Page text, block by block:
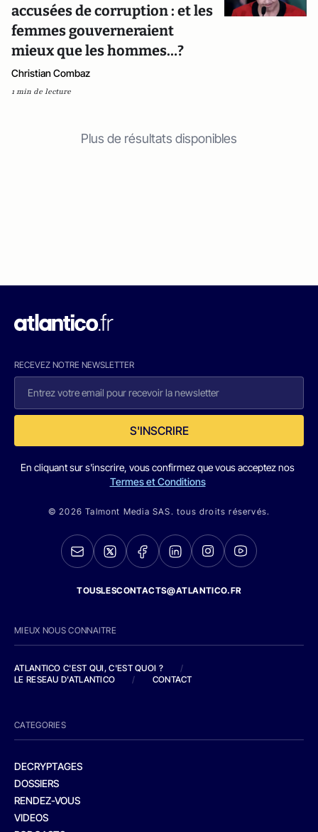
accusées de corruption : et les
femmes gouverneraient
mieux que les hommes…?
Christian Combaz
1 min de lecture
Plus de résultats disponibles
RECEVEZ NOTRE NEWSLETTER
S'INSCRIRE
En cliquant sur s'inscrire, vous confirmez que vous acceptez nos
Termes et Conditions
© 2026 Talmont Media SAS. tous droits réservés.
TOUSLESCONTACTS@ATLANTICO.FR
MIEUX NOUS CONNAITRE
ATLANTICO C'EST QUI, C'EST QUOI ?
/
LE RESEAU D'ATLANTICO
/ CONTACT
CATEGORIES
DECRYPTAGES
DOSSIERS
RENDEZ-VOUS
VIDEOS